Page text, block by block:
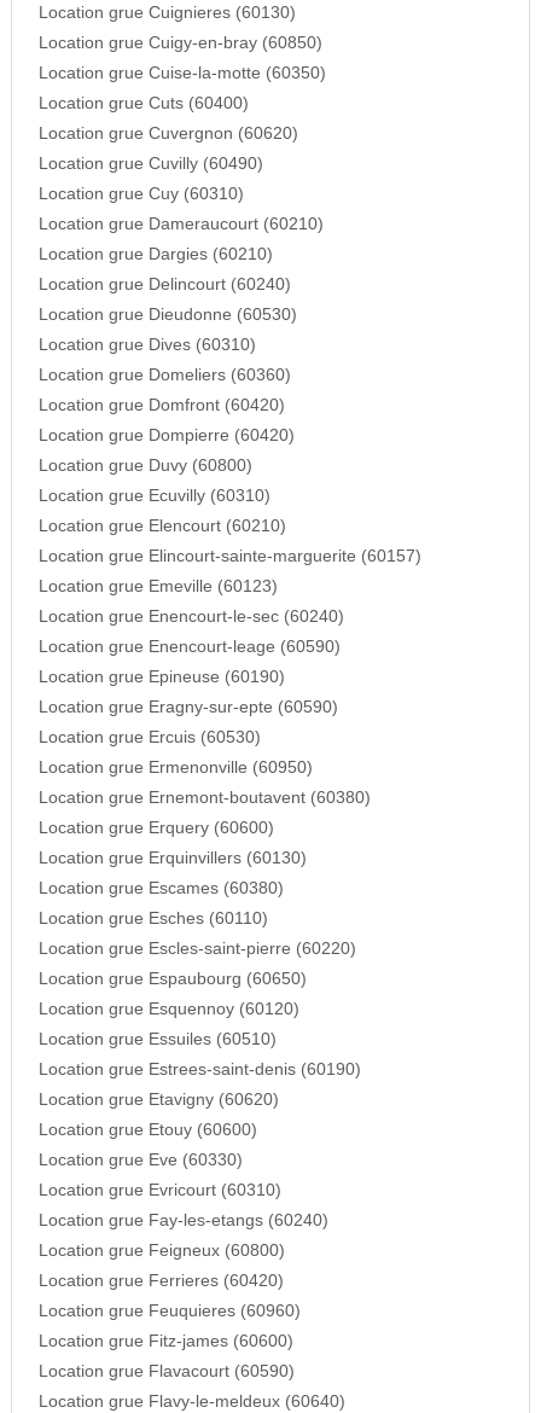
Location grue Cuignieres (60130)
Location grue Cuigy-en-bray (60850)
Location grue Cuise-la-motte (60350)
Location grue Cuts (60400)
Location grue Cuvergnon (60620)
Location grue Cuvilly (60490)
Location grue Cuy (60310)
Location grue Dameraucourt (60210)
Location grue Dargies (60210)
Location grue Delincourt (60240)
Location grue Dieudonne (60530)
Location grue Dives (60310)
Location grue Domeliers (60360)
Location grue Domfront (60420)
Location grue Dompierre (60420)
Location grue Duvy (60800)
Location grue Ecuvilly (60310)
Location grue Elencourt (60210)
Location grue Elincourt-sainte-marguerite (60157)
Location grue Emeville (60123)
Location grue Enencourt-le-sec (60240)
Location grue Enencourt-leage (60590)
Location grue Epineuse (60190)
Location grue Eragny-sur-epte (60590)
Location grue Ercuis (60530)
Location grue Ermenonville (60950)
Location grue Ernemont-boutavent (60380)
Location grue Erquery (60600)
Location grue Erquinvillers (60130)
Location grue Escames (60380)
Location grue Esches (60110)
Location grue Escles-saint-pierre (60220)
Location grue Espaubourg (60650)
Location grue Esquennoy (60120)
Location grue Essuiles (60510)
Location grue Estrees-saint-denis (60190)
Location grue Etavigny (60620)
Location grue Etouy (60600)
Location grue Eve (60330)
Location grue Evricourt (60310)
Location grue Fay-les-etangs (60240)
Location grue Feigneux (60800)
Location grue Ferrieres (60420)
Location grue Feuquieres (60960)
Location grue Fitz-james (60600)
Location grue Flavacourt (60590)
Location grue Flavy-le-meldeux (60640)